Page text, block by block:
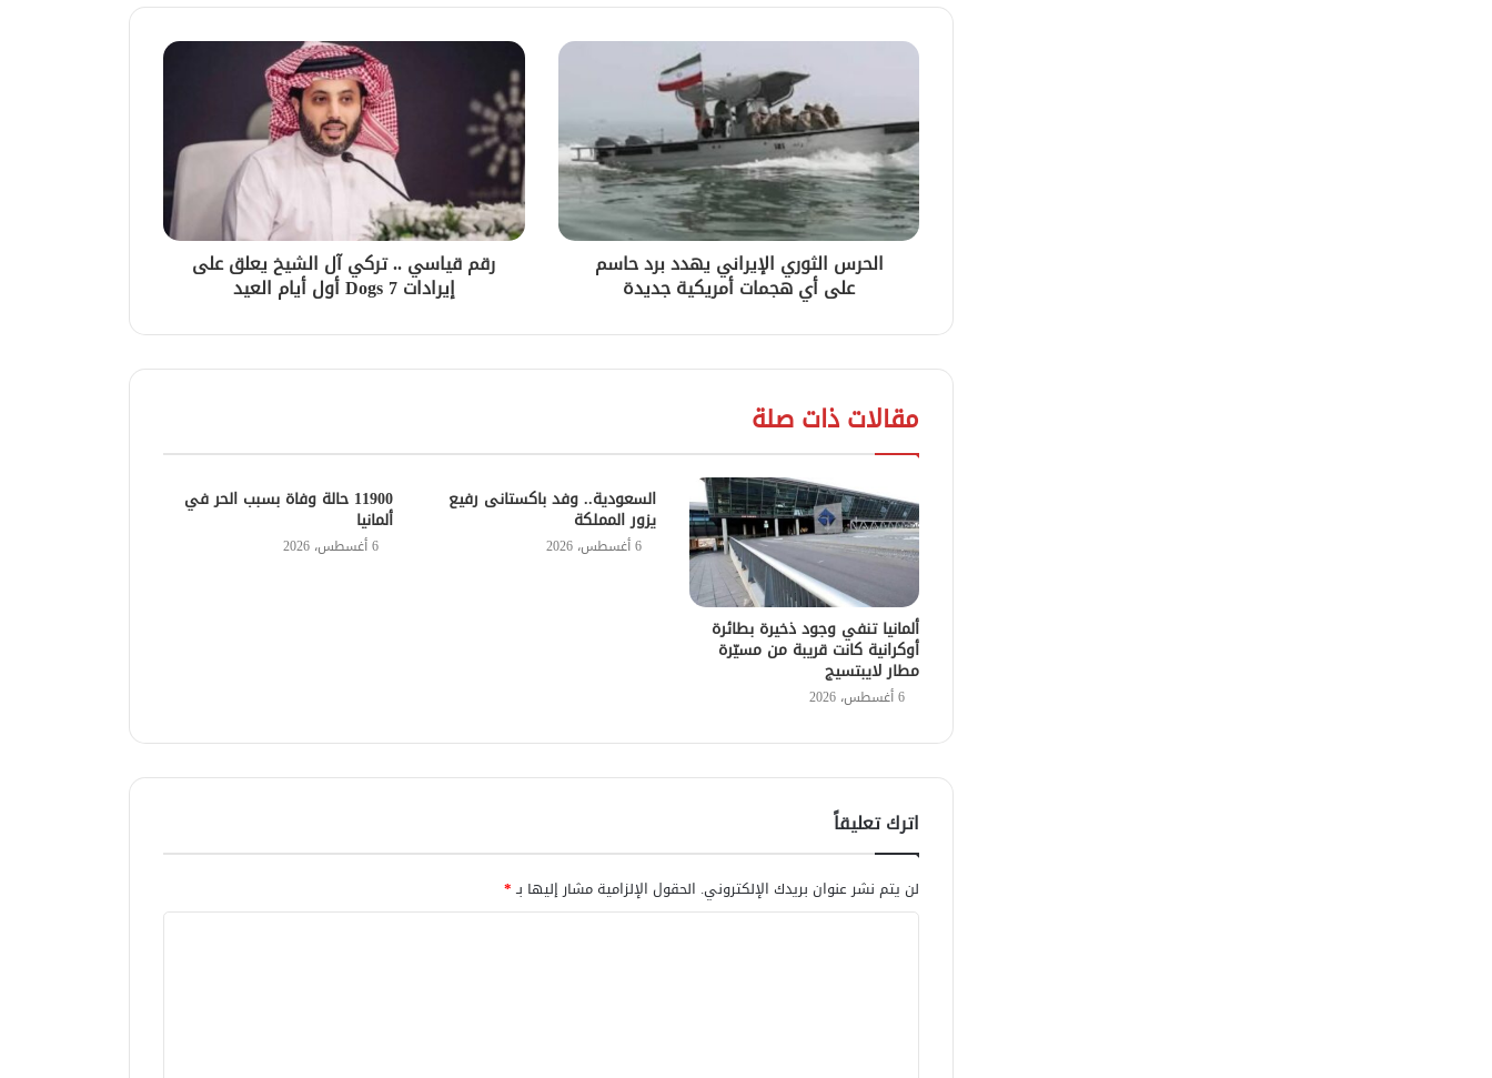
الحرس الثوري الإيراني يهدد برد حاسم
على أي هجمات أمريكية جديدة
رقم قياسي .. تركي آل الشيخ يعلق على
إيرادات 7 Dogs أول أيام العيد
مقالات ذات صلة
ألمانيا تنفي وجود ذخيرة بطائرة
أوكرانية كانت قريبة من مسيّرة
مطار لايبتسيج
6 أغسطس، 2026
السعودية.. وفد باكستانى رفيع
يزور المملكة
6 أغسطس، 2026
11900 حالة وفاة بسبب الحر في
ألمانيا
6 أغسطس، 2026
اترك تعليقاً
لن يتم نشر عنوان بريدك الإلكتروني. الحقول الإلزامية مشار إليها بـ*